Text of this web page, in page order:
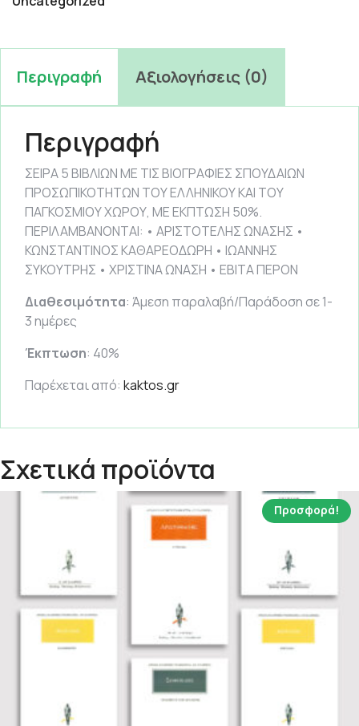
Περιγραφή Αξιολογήσεις (0)
Περιγραφή
ΣΕΙΡΑ 5 ΒΙΒΛΙΩΝ ΜΕ ΤΙΣ ΒΙΟΓΡΑΦΙΕΣ ΣΠΟΥΔΑΙΩΝ
ΠΡΟΣΩΠΙΚΟΤΗΤΩΝ ΤΟΥ ΕΛΛΗΝΙΚΟΥ ΚΑΙ ΤΟΥ
ΠΑΓΚΟΣΜΙΟΥ ΧΩΡΟΥ, ΜΕ ΕΚΠΤΩΣΗ 50%.
ΠΕΡΙΛΑΜΒΑΝΟΝΤΑΙ: • ΑΡΙΣΤΟΤΕΛΗΣ ΩΝΑΣΗΣ •
ΚΩΝΣΤΑΝΤΙΝΟΣ ΚΑΘΑΡΕΟΔΩΡΗ • ΙΩΑΝΝΗΣ
ΣΥΚΟΥΤΡΗΣ • ΧΡΙΣΤΙΝΑ ΩΝΑΣΗ • ΕΒΙΤΑ ΠΕΡΟΝ
Διαθεσιμότητα: Άμεση παραλαβή/Παράδοση σε 1-
3 ημέρες
Έκπτωση: 40%
Παρέχεται από: kaktos.gr
Σχετικά προϊόντα
Προσφορά!